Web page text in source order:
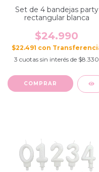
Set de 4 bandejas party
rectangular blanca
$24.990
$22.491 con
3 cuotas sin interés de $8.330